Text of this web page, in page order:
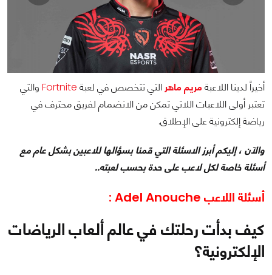
أخيراً لدينا اللاعبة مريم ماهر التي تتخصص في لعبة Fortnite والتي
تعتبر أولى اللاعبات اللاتي تمكن من الانضمام لفريق محترف في
رياضة إلكترونية على الإطلاق.
والآن ، إليكم أبرز الاسئلة التي قمنا بسؤالها للاعبين بشكل عام مع
أسئلة خاصة لكل لاعب على حدة بحسب لعبته..
أسئلة اللاعب Adel Anouche :
كيف بدأت رحلتك في عالم ألعاب الرياضات
الإلكترونية؟